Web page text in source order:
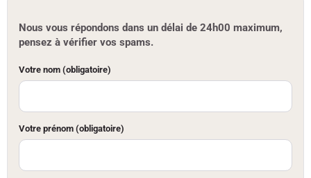
Nous vous répondons dans un délai de 24h00 maximum,
pensez à vérifier vos spams.
Votre nom (obligatoire)
Votre prénom (obligatoire)